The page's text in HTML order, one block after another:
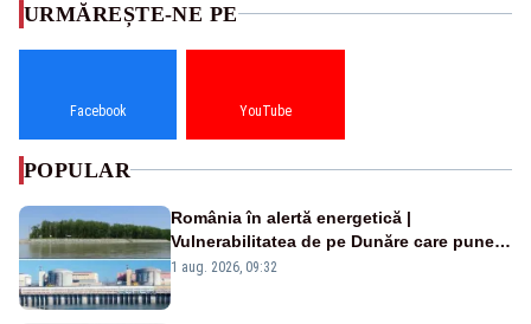
URMĂREȘTE-NE PE
Facebook YouTube
POPULAR
România în alertă energetică |
Vulnerabilitatea de pe Dunăre care pune
în pericol Centrala Cernavodă era
1 aug. 2026, 09:32